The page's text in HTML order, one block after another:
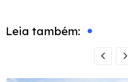
Leia também: